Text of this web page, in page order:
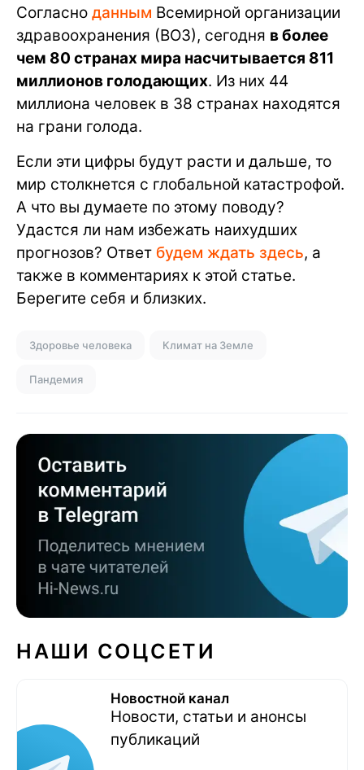
Согласно данным Всемирной организации
здравоохранения (ВОЗ), сегодня в более
чем 80 странах мира насчитывается 811
миллионов голодающих. Из них 44
миллиона человек в 38 странах находятся
на грани голода.
Если эти цифры будут расти и дальше, то
мир столкнется с глобальной катастрофой.
А что вы думаете по этому поводу?
Удастся ли нам избежать наихудших
прогнозов? Ответ будем ждать здесь, а
также в комментариях к этой статье.
Берегите себя и близких.
Здоровье человека Климат на Земле
Пандемия
НАШИ СОЦСЕТИ
Новостной канал
Новости, статьи и анонсы
публикаций